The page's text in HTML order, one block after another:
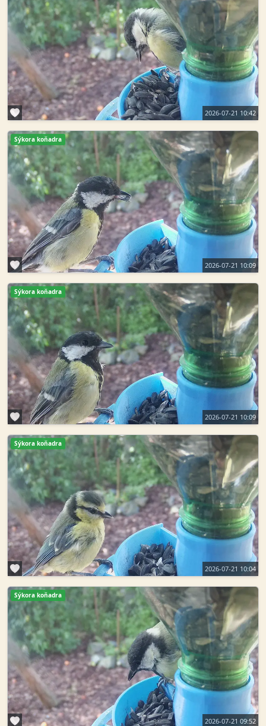
2026-07-21 10:42
Sýkora koňadra
2026-07-21 10:09
Sýkora koňadra
2026-07-21 10:09
Sýkora koňadra
2026-07-21 10:04
Sýkora koňadra
2026-07-21 09:52